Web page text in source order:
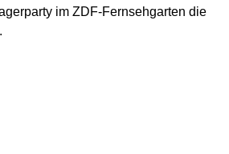
im ZDF-Fernsehgarten die